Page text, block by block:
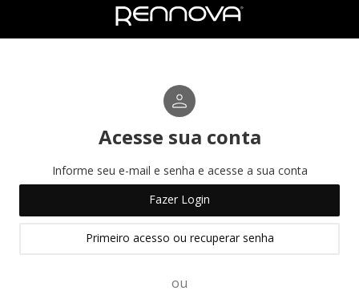
Acesse sua conta
Informe seu e-mail e senha e acesse a sua conta
Fazer Login
Primeiro acesso ou recuperar senha
ou